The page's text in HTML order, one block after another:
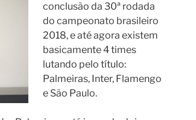
conclusão da 30ª rodada
do campeonato brasileiro
2018, e até agora existem
basicamente 4 times
lutando pelo título:
Palmeiras, Inter, Flamengo
e São Paulo.